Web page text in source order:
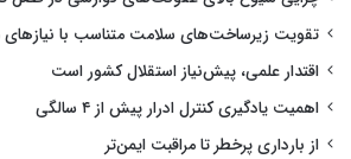
تقویت زیرساخت‌های سلامت متناسب با نیازهای
اقتدار علمی، پیش‌نیاز استقلال کشور است
اهمیت یادگیری کنترل ادرار پیش از ۴ سالگی
از بارداری پرخطر تا مراقبت ایمن‌تر